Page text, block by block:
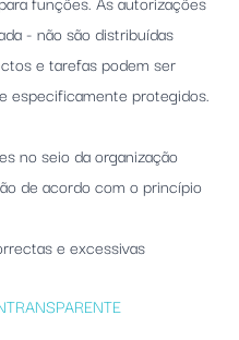
- não são distribuídas
e tarefas podem ser
especificamente protegidos.
no seio da organização
de acordo com o princípio
e excessivas